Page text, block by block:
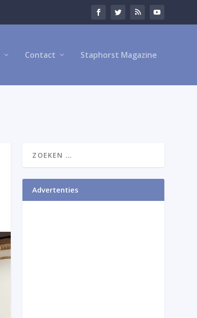
Contact Staphorst Magazine
Advertenties